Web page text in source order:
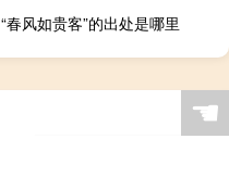
“春风如贵客”的出处是哪里
☚